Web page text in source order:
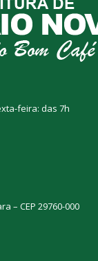
feira: das 7h
– CEP 29760-000